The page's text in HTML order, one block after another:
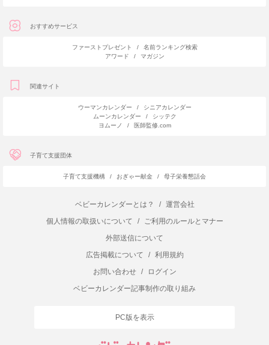
おすすめサービス
ファーストプレゼント /
名前ランキング検索
アワード
/ マガジン
関連サイト
ウーマンカレンダー /
シニアカレンダー
ムーンカレンダー
/
シッテク
ヨムーノ
/ 医師監修.com
子育て支援団体
子育て支援機構 / おぎゃー献金 / 母子栄養懇話会
ベビーカレンダーとは？ /
運営会社
個人情報の取扱いについて
/
ご利用のルールとマナー
外部送信について
広告掲載について
/
利用規約
お問い合わせ
/
ログイン
ベビーカレンダー記事制作の取り組み
PC版を表示